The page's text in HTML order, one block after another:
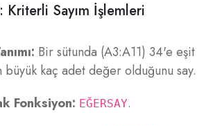
Sayım İşlemleri
Bir sütunda (A3:A11) 34'e eşit
kaç adet değer olduğunu say.
Fonksiyon: EĞERSAY.